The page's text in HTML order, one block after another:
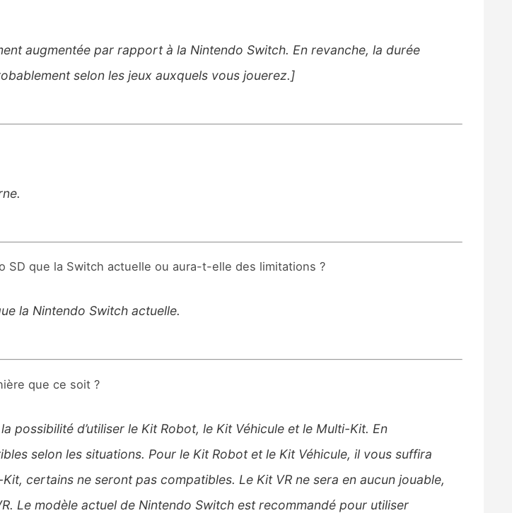
augmentée par rapport à la Nintendo Switch. En revanche, la durée
selon les jeux auxquels vous jouerez.]
que la Switch actuelle ou aura-t-elle des limitations ?
la Nintendo Switch actuelle.
que ce soit ?
d’utiliser le Kit Robot, le Kit Véhicule et le Multi-Kit. En
selon les situations. Pour le Kit Robot et le Kit Véhicule, il vous suffira
certains ne seront pas compatibles. Le Kit VR ne sera en aucun jouable,
Le modèle actuel de Nintendo Switch est recommandé pour utiliser